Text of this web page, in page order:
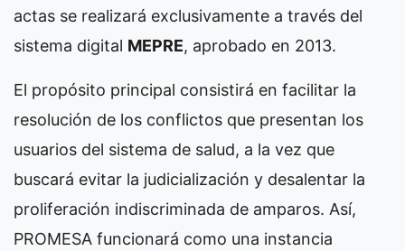
actas se realizará exclusivamente a través del
sistema digital MEPRE, aprobado en 2013.
El propósito principal consistirá en facilitar la
resolución de los conflictos que presentan los
usuarios del sistema de salud, a la vez que
buscará evitar la judicialización y desalentar la
proliferación indiscriminada de amparos. Así,
PROMESA funcionará como una instancia